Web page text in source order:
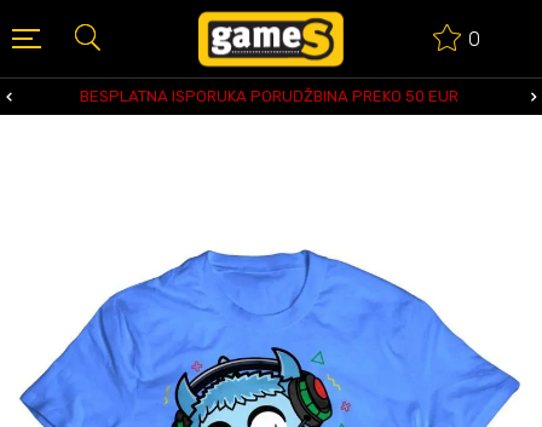
0
BESPLATNA ISPORUKA PORUDŽBINA PREKO 50 EUR